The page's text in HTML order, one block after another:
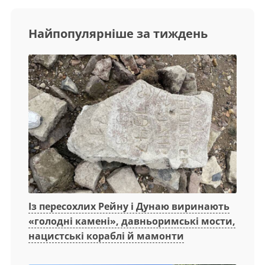
Найпопулярніше за тиждень
Із пересохлих Рейну і Дунаю виринають
«голодні камені», давньоримські мости,
нацистські кораблі й мамонти